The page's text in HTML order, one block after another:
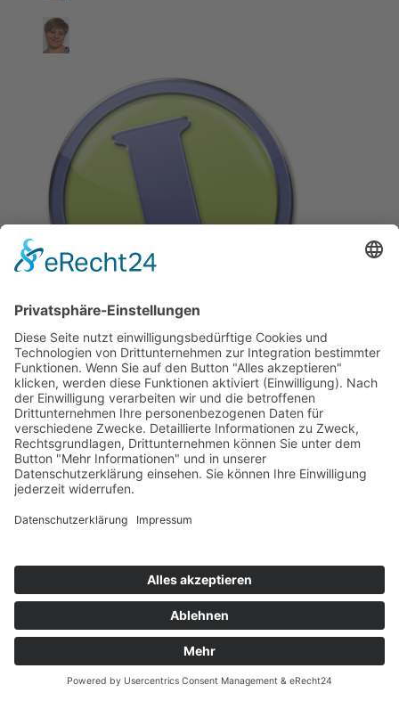
Kreativität im pädagogischen Alltag· Neue Wege entdecken,
anders handeln
Kreativität kann heißen, Dinge anders zu tun, anders zu sehen und
anders zu nutzen. Die Anwendung kreativer Methoden kann
anfangs herausfordernd sein, öffnet jedoch die Tür zu vielfältigen
Entdeckungen und neuen Möglichkeiten im pädagogischen Alltag.
Tauchen Sie ein in lustvolles gemeinsames Tun und erleben Sie eine
Vielfalt an kreativen Methoden, die neue Perspektiven und
Handlungsweisen eröffnen.
Ref.: Margit Zellinger, Martina Grabner
Sa. 23.11.2024
9:00 h bis 17:00 h
Zielgruppe: VS, PTS, ASO, BS, LWS, AHS, BMHS, MS, KIGA
Info zur Anmeldung